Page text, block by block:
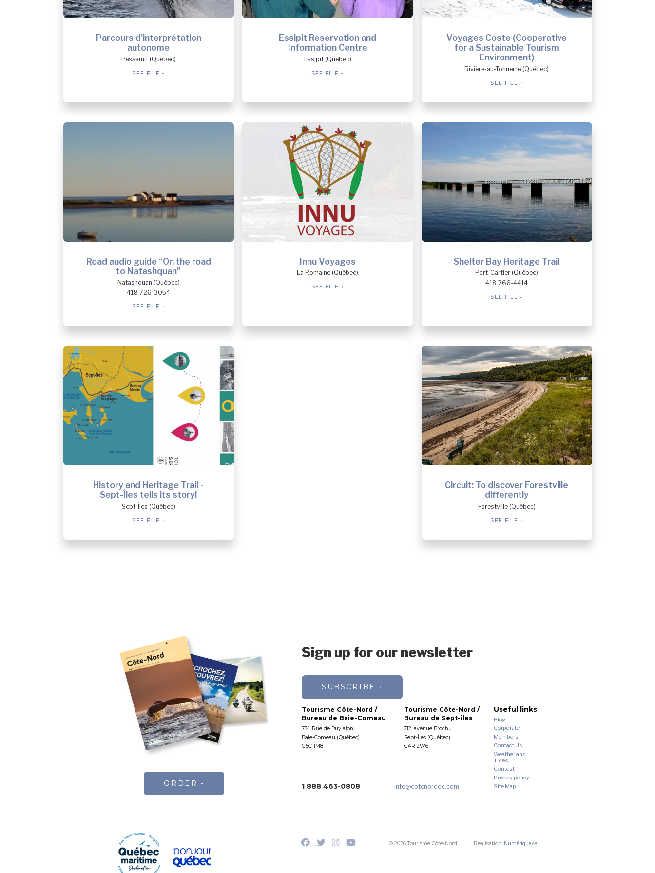
Rivière-au-Tonnerre
Rivière-Mouchalagane
Rivière-Nipissis
Rivière-Saint-Jean
Sept-Îles (Gallix)
Sept-Îles (Moisie)
Sept-Îles (Moisie)
Tête-à-la-Baleine
Vieux-Fort
Parcours d'interprétation
autonome
Pessamit (Québec)
SEE FILE
Essipit Reservation and
Information Centre
Essipit (Québec)
SEE FILE
Voyages Coste (Cooperative
for a Sustainable Tourism
Environment)
Rivière-au-Tonnerre (Québec)
SEE FILE
Road audio guide “On the road
to Natashquan”
Natashquan (Québec)
418 726-3054
SEE FILE
Innu Voyages
La Romaine (Québec)
SEE FILE
Shelter Bay Heritage Trail
Port-Cartier (Québec)
418 766-4414
SEE FILE
History and Heritage Trail -
Sept-Îles tells its story!
Sept-Îles (Québec)
SEE FILE
Circuit: To discover Forestville
differently
Forestville (Québec)
SEE FILE
ORDER
Sign up for our newsletter
SUBSCRIBE
Tourisme Côte-Nord /
Bureau de Baie-Comeau
734 Rue de Puyjalon
Baie-Comeau (Québec)
G5C 1M8
Tourisme Côte-Nord /
Bureau de Sept-îles
312, avenue Brochu
Sept-Îles (Québec)
G4R 2W6
Useful links
Blog
Corporate
Members
Contact Us
Weather and
Tides
Contest
Privacy policy
Site Map
1 888 463-0808 info@cotenordqc.com
© 2026 Tourisme Côte-Nord. Realisation: Numérique.ca